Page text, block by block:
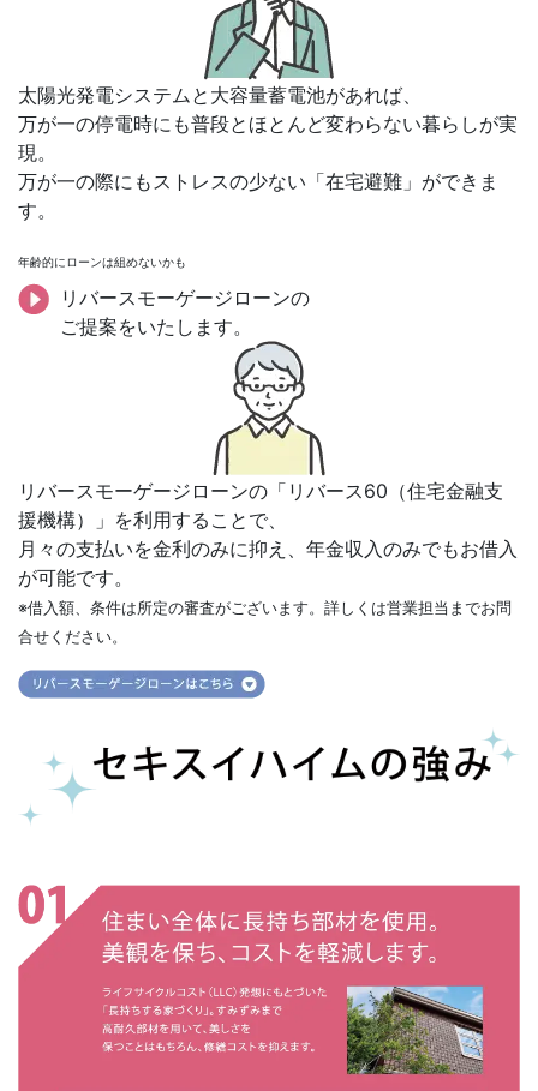
太陽光発電システムと大容量蓄電池があれば、
万が一の停電時にも普段とほとんど変わらない暮らしが実
現。
万が一の際にもストレスの少ない「在宅避難」ができま
す。
年齢的にローンは組めないかも
リバースモーゲージローンの
ご提案をいたします。
リバースモーゲージローンの「リバース60（住宅金融支
援機構）」を利用することで、
月々の支払いを金利のみに抑え、年金収入のみでもお借入
が可能です。
※借入額、条件は所定の審査がございます。詳しくは営業担当までお問
合せください。